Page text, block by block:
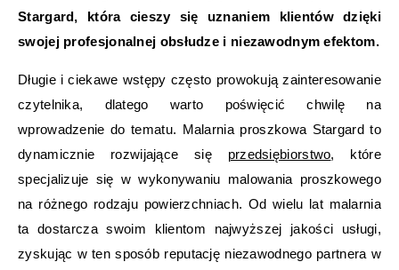
Stargard, która cieszy się uznaniem klientów dzięki
swojej profesjonalnej obsłudze i niezawodnym efektom.
Długie i ciekawe wstępy często prowokują zainteresowanie
czytelnika, dlatego warto poświęcić chwilę na
wprowadzenie do tematu. Malarnia proszkowa Stargard to
dynamicznie rozwijające się przedsiębiorstwo, które
specjalizuje się w wykonywaniu malowania proszkowego
na różnego rodzaju powierzchniach. Od wielu lat malarnia
ta dostarcza swoim klientom najwyższej jakości usługi,
zyskując w ten sposób reputację niezawodnego partnera w